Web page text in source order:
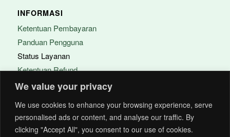
We value your privacy
We use cookies to enhance your browsing experience, serve
personalised ads or content, and analyse our traffic. By
clicking "Accept All", you consent to our use of cookies.
INFORMASI
Ketentuan Pembayaran
Panduan Pengguna
Status Layanan
Ketentuan Refund
FAQ
PERUSAHAAN
Tentang Acitya